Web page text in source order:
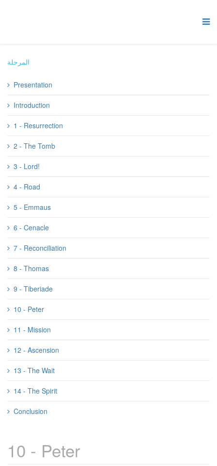
المرحلة
Presentation
Introduction
1 - Resurrection
2 - The Tomb
3 - Lord!
4 - Road
5 - Emmaus
6 - Cenacle
7 - Reconciliation
8 - Thomas
9 - Tiberiade
10 - Peter
11 - Mission
12 - Ascension
13 - The Wait
14 - The Spirit
Conclusion
10 - Peter